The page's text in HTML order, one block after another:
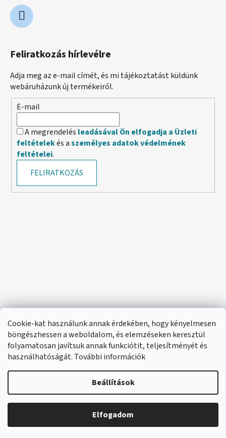
Cookie-kat használunk annak érdekében, hogy kényelmesen
böngészhessen a weboldalom, és elemzéseken keresztül
folyamatosan javítsuk annak funkciótit, teljesítményét és
használhatóságát. További információk
Beállítások
Elfogadom
🔴 Parfümök és illatok –20%
Feliratkozás hírlevélre
Adja meg az e-mail címét, és mi tájékoztatást küldünk
webáruházunk új termékeiről.
E-mail
A megrendelés leadásával Ön elfogadja a Üzleti
feltételekés aszemélyes adatok védelmének
feltételei.
FELIRATKOZÁS
Shoptet készítette
Copyright 2026e-santini.hu. Minden jog fenntartva.